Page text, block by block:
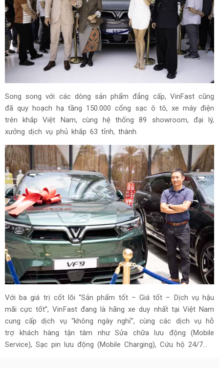
Song song với các dòng sản phẩm đẳng cấp, VinFast cũng
đã quy hoạch hạ tầng 150.000 cổng sạc ô tô, xe máy điện
trên khắp Việt Nam, cùng hệ thống 89 showroom, đại lý,
xưởng dịch vụ phủ khắp 63 tỉnh, thành.
Với ba giá trị cốt lõi “Sản phẩm tốt – Giá tốt – Dịch vụ hậu
mãi cực tốt”, VinFast đang là hãng xe duy nhất tại Việt Nam
cung cấp dịch vụ “không ngày nghỉ”, cùng các dịch vụ hỗ
trợ khách hàng tận tâm như Sửa chữa lưu động (Mobile
Service), Sạc pin lưu động (Mobile Charging), Cứu hộ 24/7…